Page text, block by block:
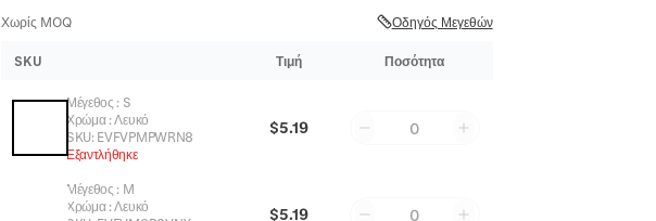
Χωρίς MOQ Οδηγός Μεγεθών
SKU Τιμή Ποσότητα
Μέγεθος : S
Χρώμα:Λευκό
SKU: EVFVPMPWRN8
Εξαντλήθηκε
$5.19 0
Μέγεθος : M
Χρώμα:Λευκό
$5.19 0